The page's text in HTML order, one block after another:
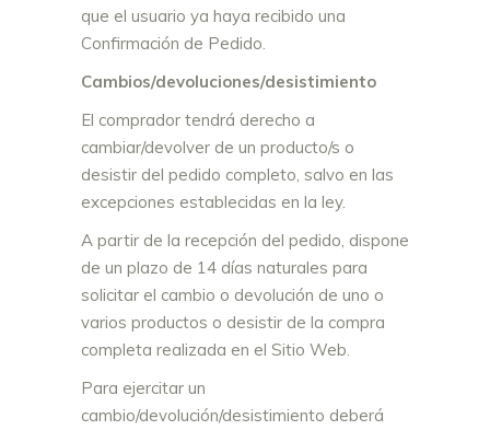
que el usuario ya haya recibido una
Confirmación de Pedido.
Cambios/devoluciones/desistimiento
El comprador tendrá derecho a
cambiar/devolver de un producto/s o
desistir del pedido completo, salvo en las
excepciones establecidas en la ley.
A partir de la recepción del pedido, dispone
de un plazo de 14 días naturales para
solicitar el cambio o devolución de uno o
varios productos o desistir de la compra
completa realizada en el Sitio Web.
Para ejercitar un
cambio/devolución/desistimiento deberá